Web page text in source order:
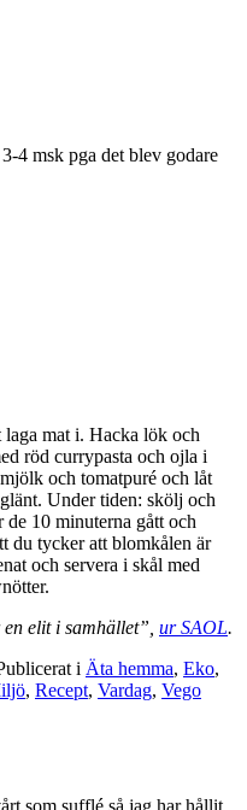
4 msk pga det blev godare
mat i. Hacka lök och
röd currypasta och ojla i
och tomatpuré och låt
Under tiden: skölj och
10 minuterna gått och
du tycker att blomkålen är
och servera i skål med
elit i samhället”, ur SAOL.
i Äta hemma, Eko,
, Recept, Vardag, Vego
som sufflé så jag har hållit